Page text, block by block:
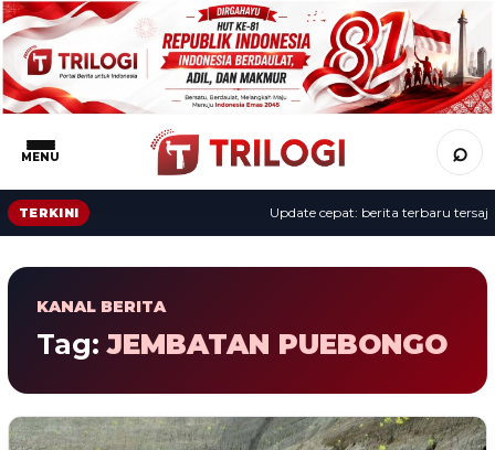
MENU ⌕
TERKINI Update cepat: berita terbaru tersaji
KANAL BERITA
Tag:JEMBATAN PUEBONGO